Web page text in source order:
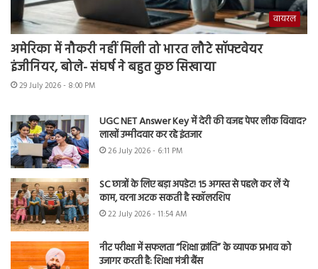
वायरल
अमेरिका में नौकरी नहीं मिली तो भारत लौटे सॉफ्टवेयर
इंजीनियर, बोले- संघर्ष ने बहुत कुछ सिखाया
29 July 2026 - 8:00 PM
UGC NET Answer Key में देरी की वजह पेपर लीक विवाद?
लाखों उम्मीदवार कर रहे इंतजार
26 July 2026 - 6:11 PM
SC छात्रों के लिए बड़ा अपडेट! 15 अगस्त से पहले कर लें ये
काम, वरना अटक सकती है स्कॉलरशिप
22 July 2026 - 11:54 AM
नीट परीक्षा में सफलता “शिक्षा क्रांति” के व्यापक प्रभाव को
उजागर करती है: शिक्षा मंत्री बैंस